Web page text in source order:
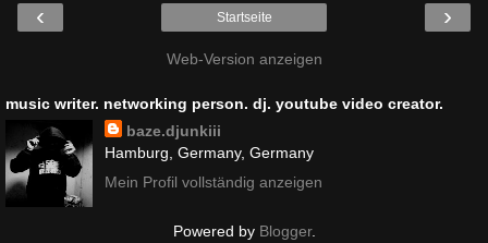
‹ ›
Startseite
Web-Version anzeigen
music writer. networking person. dj. youtube video creator.
baze.djunkiii
Hamburg, Germany, Germany
Mein Profil vollständig anzeigen
Powered by Blogger.